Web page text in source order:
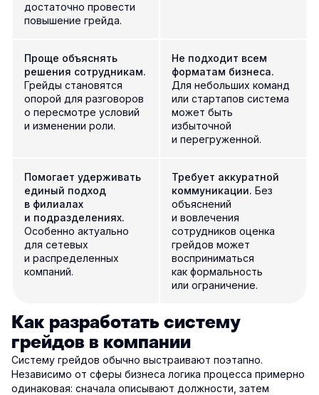
достаточно провести
повышение грейда.
Проще объяснять
решения сотрудникам.
Грейды становятся
опорой для разговоров
о пересмотре условий
и изменении роли.
Не подходит всем
форматам бизнеса.
Для небольших команд
или стартапов система
может быть
избыточной
и перегруженной.
Помогает удерживать
единый подход
в филиалах
и подразделениях.
Особенно актуально
для сетевых
и распределенных
компаний.
Требует аккуратной
коммуникации. Без
объяснений
и вовлечения
сотрудников оценка
грейдов может
восприниматься
как формальность
или ограничение.
Как разработать систему
грейдов в компании
Систему грейдов обычно выстраивают поэтапно.
Независимо от сферы бизнеса логика процесса примерно
одинаковая: сначала описывают должности, затем